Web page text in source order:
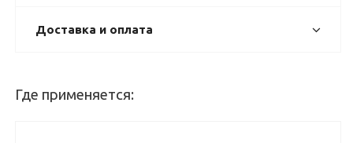
Доставка и оплата
Где применяется: